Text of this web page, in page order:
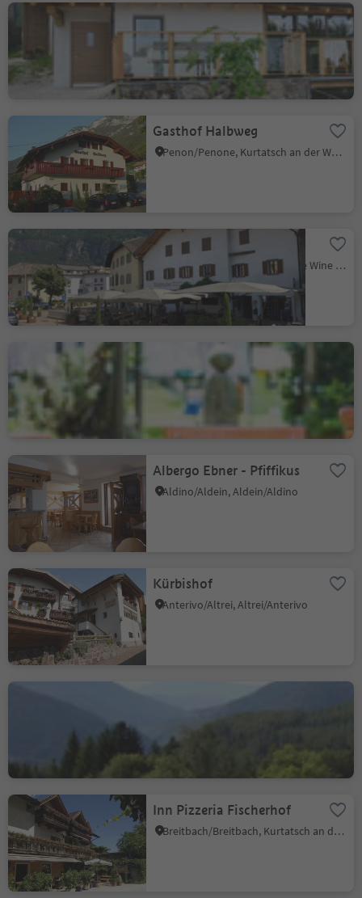
Mountain Inn Dorfner
Casignano/Gschnon, Montan/Montagna, Alto Adige Wine Road
Niveau de durabilité 2
Gasthof Halbweg
Penon/Penone, Kurtatsch an der Weinstraße/Cortaccia sulla Strada del Vino, Alto Adige Wine Road
Restaurant Waldthaler
Ora/Auer, Auer/Ora, Alto Adige Wine Road
Grill Unterland
Salorno/Salurn, Alto Adige Wine Road
Albergo Ebner - Pfiffikus
Aldino/Aldein, Aldein/Aldino
Kürbishof
Anterivo/Altrei, Altrei/Anterivo
Hotel Waldheim
Altrei/Anterivo
Inn Pizzeria Fischerhof
Breitbach/Breitbach, Kurtatsch an der Weinstraße/Cortaccia sulla Strada del Vino, Alto Adige Wine Road